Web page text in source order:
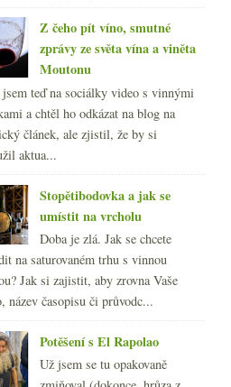
Z čeho pít víno, smutné
zprávy ze světa vína a viněta
Moutonu
teď na sociálky video s vinnými
a chtěl ho odkázat na blog na
článek, ale zjistil, že by si
aktua...
Stopětibodovka a jak se
umístit na vrcholu
Doba je zlá. Jak se chcete
na saturovaném trhu s vinnou
Jak si zajistit, aby zrovna Vaše
název časopisu či průvodc...
Potěšení s El Rapolao
Už jsem se tu opakovaně